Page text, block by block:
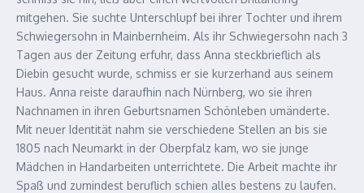
mitgehen. Sie suchte Unterschlupf bei ihrer Tochter und ihrem
Schwiegersohn in Mainbernheim. Als ihr Schwiegersohn nach 3
Tagen aus der Zeitung erfuhr, dass Anna steckbrieflich als
Diebin gesucht wurde, schmiss er sie kurzerhand aus seinem
Haus. Anna reiste daraufhin nach Nürnberg, wo sie ihren
Nachnamen in ihren Geburtsnamen Schönleben umänderte.
Mit neuer Identität nahm sie verschiedene Stellen an bis sie
1805 nach Neumarkt in der Oberpfalz kam, wo sie junge
Mädchen in Handarbeiten unterrichtete. Die Arbeit machte ihr
Spaß und zumindest beruflich schien alles bestens zu laufen.